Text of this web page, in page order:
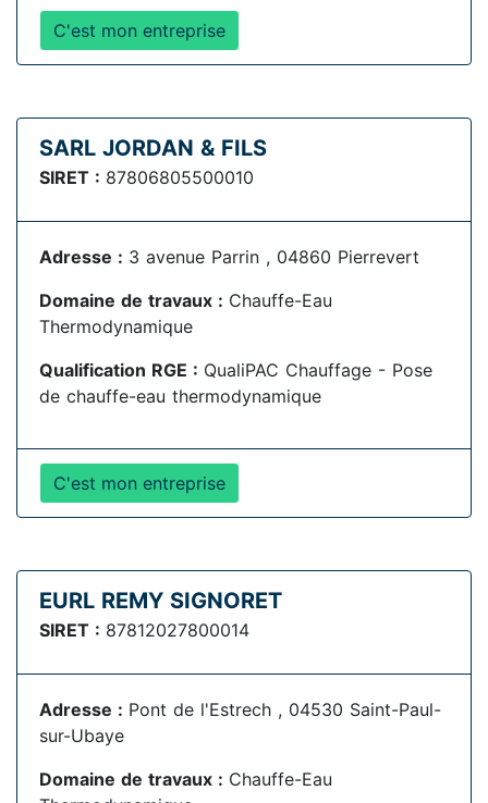
C'est mon entreprise
SARL JORDAN & FILS
SIRET : 87806805500010
Adresse : 3 avenue Parrin , 04860 Pierrevert
Domaine de travaux : Chauffe-Eau
Thermodynamique
Qualification RGE : QualiPAC Chauffage - Pose
de chauffe-eau thermodynamique
C'est mon entreprise
EURL REMY SIGNORET
SIRET : 87812027800014
Adresse : Pont de l'Estrech , 04530 Saint-Paul-
sur-Ubaye
Domaine de travaux : Chauffe-Eau